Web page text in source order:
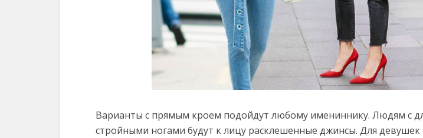
Варианты с прямым кроем подойдут любому имениннику. Людям с
стройными ногами будут к лицу расклешенные джинсы. Для девушек